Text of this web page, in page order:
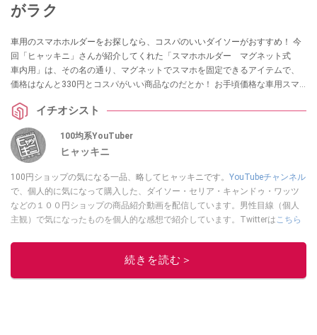
がラク
車用のスマホホルダーをお探しなら、コスパのいいダイソーがおすすめ！ 今
回「ヒャッキニ」さんが紹介してくれた「スマホホルダー マグネット式
車内用」は、その名の通り、マグネットでスマホを固定できるアイテムで、
価格はなんと330円とコスパがいい商品なのだとか！ お手頃価格な車用スマ
イチオシスト
100均系YouTuber
ヒャッキニ
100円ショップの気になる一品、略してヒャッキニです。 YouTubeチャンネル
で、個人的に気になって購入した、ダイソー・セリア・キャンドゥ・ワッツ
などの１００円ショップの商品紹介動画を配信しています。男性目線（個人
主観）で気になったものを個人的な感想で紹介しています。Twitterはこちら
このイチオシストの他の記事を読む
続きを読む＞